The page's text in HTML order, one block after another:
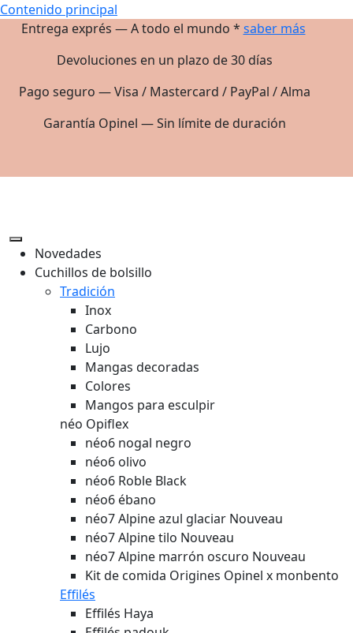
Contenido principal
Entrega exprés — A todo el mundo * saber más
Devoluciones en un plazo de 30 días
Pago seguro — Visa / Mastercard / PayPal / Alma
Garantía Opinel — Sin límite de duración
Novedades
Cuchillos de bolsillo
Tradición
Inox
Carbono
Lujo
Mangas decoradas
Colores
Mangos para esculpir
néo Opiflex
néo6 nogal negro
néo6 olivo
néo6 Roble Black
néo6 ébano
néo7 Alpine azul glaciar Nouveau
néo7 Alpine tilo Nouveau
néo7 Alpine marrón oscuro Nouveau
Kit de comida Origines Opinel x monbento
Effilés
Effilés Haya